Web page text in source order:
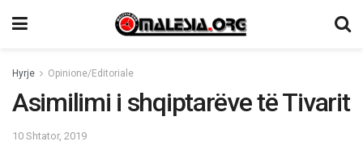
Hyrje Opinione/Editoriale
Asimilimi i shqiptarëve të Tivarit
10 Shtator, 2019